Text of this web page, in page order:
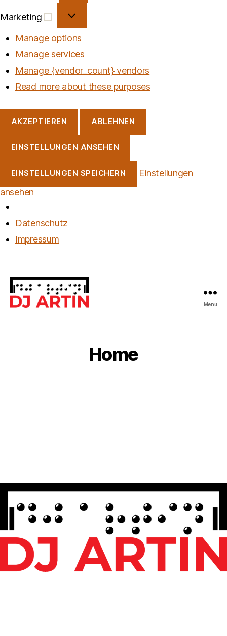
Marketing
Manage options
Manage services
Manage {vendor_count} vendors
Read more about these purposes
AKZEPTIEREN ABLEHNEN
EINSTELLUNGEN ANSEHEN
EINSTELLUNGEN SPEICHERN
Einstellungen
ansehen
Datenschutz
Impressum
Menu
Home